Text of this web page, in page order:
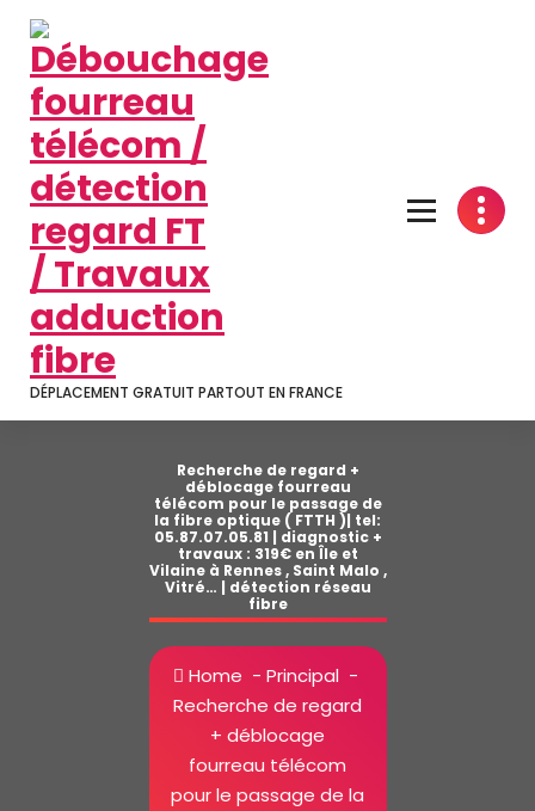
contenu
DÉPLACEMENT GRATUIT PARTOUT EN FRANCE
Recherche de regard +
déblocage fourreau
télécom pour le passage de
la fibre optique ( FTTH )| tel:
05.87.07.05.81 | diagnostic +
travaux : 319€ en Île et
Vilaine à Rennes , Saint Malo ,
Vitré… | détection réseau
fibre
Home - Principal-
Recherche de regard
+ déblocage
fourreau télécom
pour le passage de la